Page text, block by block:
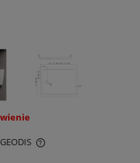
płatności